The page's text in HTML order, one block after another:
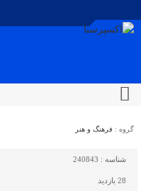
گروه : فرهنگ و هنر
شناسه : 240843
28 بازدید